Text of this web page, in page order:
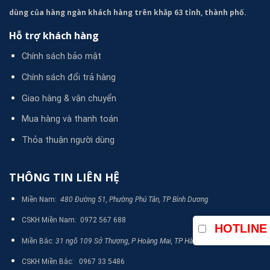
dùng của hàng ngàn khách hàng trên khắp 63 tỉnh, thành phố.
Hỗ trợ khách hàng
Chính sách bảo mật
Chính sách đổi trả hàng
Giao hàng & vận chuyển
Mua hàng và thanh toán
Thỏa thuận người dùng
THÔNG TIN LIÊN HỆ
Miền Nam: 480 Đường 51, Phường Phú Tân, TP Bình Dương
CSKH Miền Nam: 0972 567 688
Miền Bắc: 31 ngõ 109 Sở Thượng, P Hoàng Mai, TP Hà Nội
CSKH Miền Bắc: 0967 33 5486
HOTLINE